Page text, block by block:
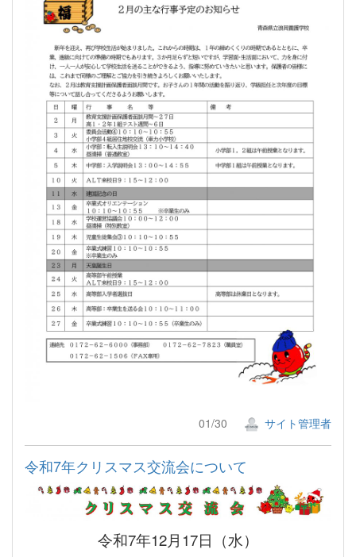
01/30 サイト管理者
令和7年クリスマス交流会について
令和7年12月17日（水）